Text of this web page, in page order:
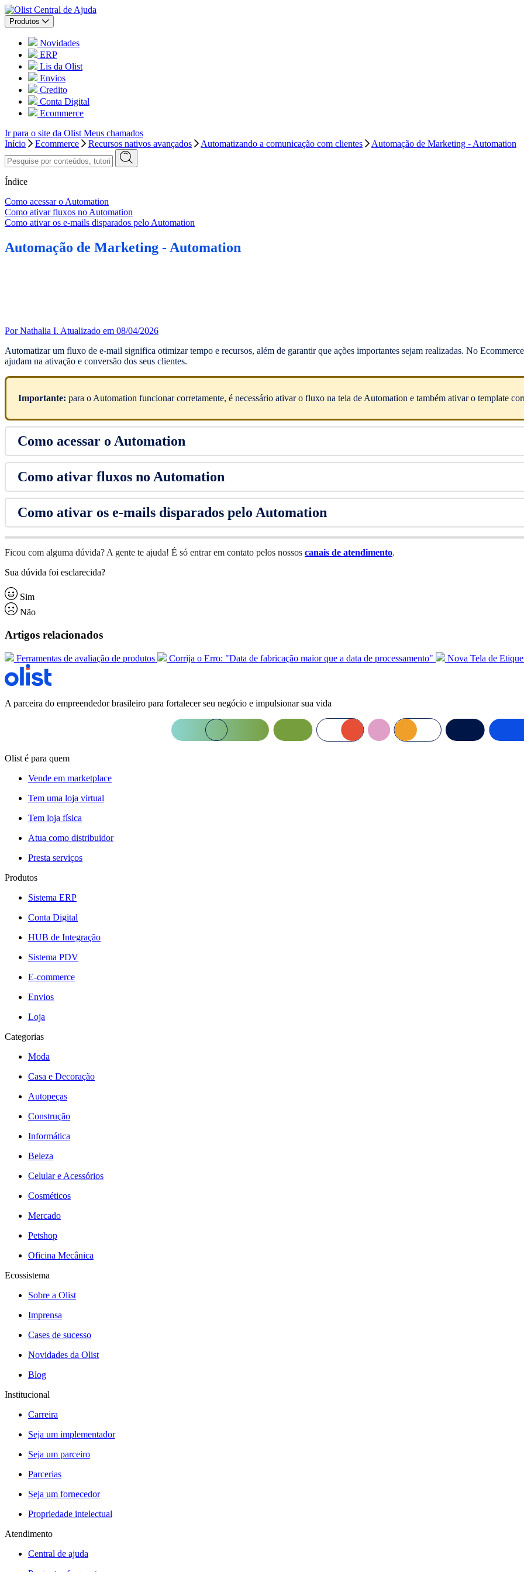
Central de Ajuda
Produtos
Novidades
ERP
Lis da Olist
Envios
Credito
Conta Digital
Ecommerce
Ir para o site da Olist Meus chamados
Início
Ecommerce Recursos nativos avançados Automatizando a comunicação com clientes Automação de Marketing - Automation
Índice
Como acessar o Automation
Como ativar fluxos no Automation
Como ativar os e-mails disparados pelo Automation
Automação de Marketing - Automation
Por Nathalia I. Atualizado em 08/04/2026
Automatizar um fluxo de e-mail significa otimizar tempo e recursos, além de garantir que ações importantes sejam realizadas. No
ajudam na ativação e conversão dos seus clientes.
Importante: para o Automation funcionar corretamente, é necessário ativar o fluxo na tela de Automation e também ativar o template
Como acessar o Automation
Como ativar fluxos no Automation
Como ativar os e-mails disparados pelo Automation
Ficou com alguma dúvida? A gente te ajuda! É só entrar em contato pelos nossos canais de atendimento.
Sua dúvida foi esclarecida?
Sim
Não
Artigos relacionados
Ferramentas de avaliação de produtos Corrija o Erro: "Data de fabricação maior que a data de processamento" Nova Tela de
A parceira do empreendedor brasileiro para fortalecer seu negócio e impulsionar sua vida
Olist é para quem
Vende em marketplace
Tem uma loja virtual
Tem loja física
Atua como distribuidor
Presta serviços
Produtos
Sistema ERP
Conta Digital
HUB de Integração
Sistema PDV
E-commerce
Envios
Loja
Categorias
Moda
Casa e Decoração
Autopeças
Construção
Informática
Beleza
Celular e Acessórios
Cosméticos
Mercado
Petshop
Oficina Mecânica
Ecossistema
Sobre a Olist
Imprensa
Cases de sucesso
Novidades da Olist
Blog
Institucional
Carreira
Seja um implementador
Seja um parceiro
Parcerias
Seja um fornecedor
Propriedade intelectual
Atendimento
Central de ajuda